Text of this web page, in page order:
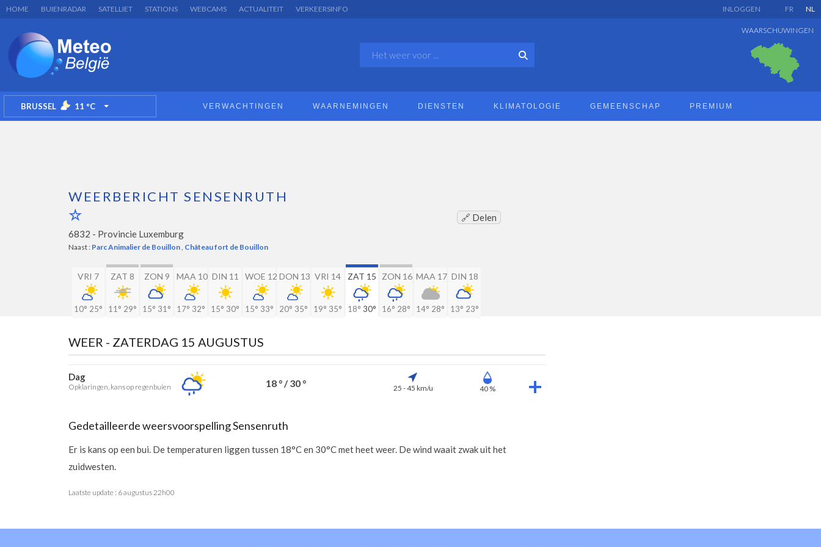
HOME BUIENRADAR SATELLIET STATIONS WEBCAMS ACTUALITEIT VERKEERSINFO FR NL
INLOGGEN
WAARSCHUWINGEN
BRUSSEL 11 °C TOGGLE DROPDOWN VERWACHTINGEN WAARNEMINGEN DIENSTEN KLIMATOLOGIE GEMEENSCHAP PREMIUM
WEERBERICHT SENSENRUTH
🔗 Delen
6832 - Provincie Luxemburg
Naast : Parc Animalier de Bouillon, Château fort de Bouillon
VRI 7
10° 25°
ZAT 8
11° 29°
ZON 9
15° 31°
MAA 10
17° 32°
DIN 11
15° 30°
WOE 12
15° 33°
DON 13
20° 35°
VRI 14
19° 35°
ZAT 15
18° 30°
ZON 16
16° 28°
MAA 17
14° 28°
DIN 18
13° 23°
WEER - ZATERDAG 15 AUGUSTUS
Dag
Opklaringen, kans op regenbuien 18 ° / 30 ° 25 - 45 km/u 40 %
Gedetailleerde weersvoorspelling Sensenruth
Er is kans op een bui. De temperaturen liggen tussen 18°C en 30°C met heet weer. De wind waait zwak uit het
zuidwesten.
Laatste update : 6 augustus 22h00